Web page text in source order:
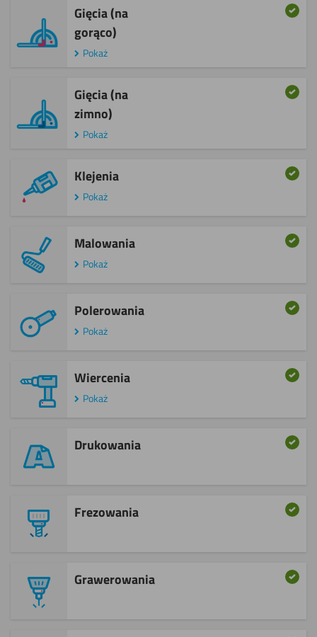
Gięcia (na
gorąco)
Pokaż
Gięcia (na
zimno)
Pokaż
Klejenia
Pokaż
Malowania
Pokaż
Polerowania
Pokaż
Wiercenia
Pokaż
Drukowania
Frezowania
Grawerowania